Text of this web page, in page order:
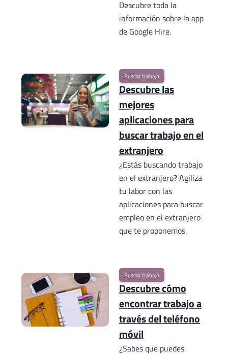
Descubre toda la
información sobre la app
de Google Hire.
Buscar trabajo
Descubre las
mejores
aplicaciones para
buscar trabajo en el
extranjero
¿Estás buscando trabajo
en el extranjero? Agiliza
tu labor con las
aplicaciones para buscar
empleo en el extranjero
que te proponemos.
Buscar trabajo
Descubre cómo
encontrar trabajo a
través del teléfono
móvil
¿Sabes que puedes